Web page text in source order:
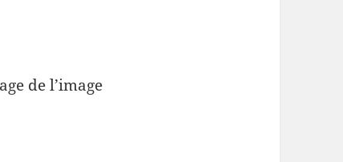
de l’image